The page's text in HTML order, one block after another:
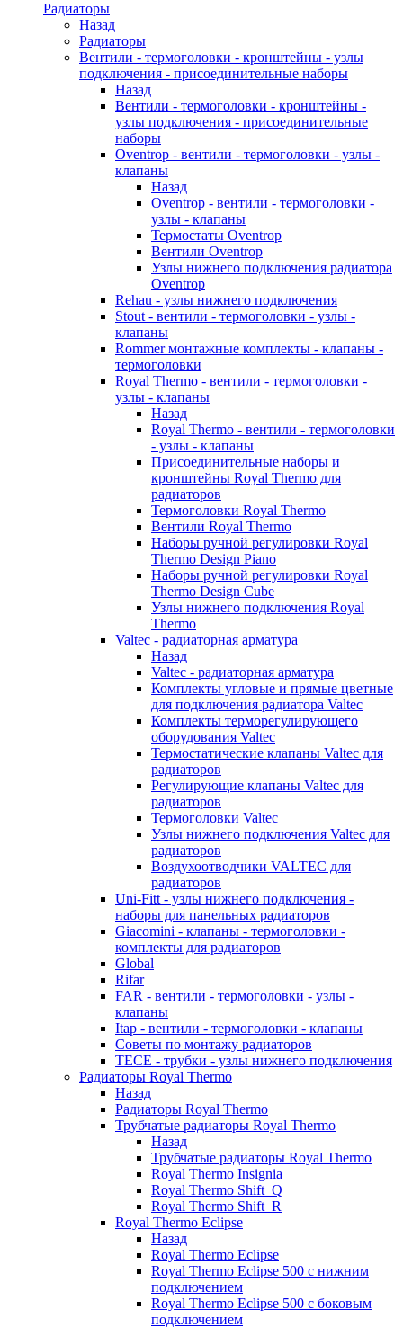
Радиаторы
Назад
Радиаторы
Вентили - термоголовки - кронштейны - узлы
подключения - присоединительные наборы
Назад
Вентили - термоголовки - кронштейны -
узлы подключения - присоединительные
наборы
Oventrop - вентили - термоголовки - узлы -
клапаны
Назад
Oventrop - вентили - термоголовки -
узлы - клапаны
Термостаты Oventrop
Вентили Oventrop
Узлы нижнего подключения радиатора
Oventrop
Rehau - узлы нижнего подключения
Stout - вентили - термоголовки - узлы -
клапаны
Rommer монтажные комплекты - клапаны -
термоголовки
Royal Thermo - вентили - термоголовки -
узлы - клапаны
Назад
Royal Thermo - вентили - термоголовки
- узлы - клапаны
Присоединительные наборы и
кронштейны Royal Thermo для
радиаторов
Термоголовки Royal Thermo
Вентили Royal Thermo
Наборы ручной регулировки Royal
Thermo Design Piano
Наборы ручной регулировки Royal
Thermo Design Cube
Узлы нижнего подключения Royal
Thermo
Valtec - радиаторная арматура
Назад
Valtec - радиаторная арматура
Комплекты угловые и прямые цветные
для подключения радиатора Valtec
Комплекты терморегулирующего
оборудования Valtec
Термостатические клапаны Valtec для
радиаторов
Регулирующие клапаны Valtec для
радиаторов
Термоголовки Valtec
Узлы нижнего подключения Valtec для
радиаторов
Воздухоотводчики VALTEC для
радиаторов
Uni-Fitt - узлы нижнего подключения -
наборы для панельных радиаторов
Giacomini - клапаны - термоголовки -
комплекты для радиаторов
Global
Rifar
FAR - вентили - термоголовки - узлы -
клапаны
Itap - вентили - термоголовки - клапаны
Советы по монтажу радиаторов
TECE - трубки - узлы нижнего подключения
Радиаторы Royal Thermo
Назад
Радиаторы Royal Thermo
Трубчатые радиаторы Royal Thermo
Назад
Трубчатые радиаторы Royal Thermo
Royal Thermo Insignia
Royal Thermo Shift_Q
Royal Thermo Shift_R
Royal Thermo Eclipse
Назад
Royal Thermo Eclipse
Royal Thermo Eclipse 500 с нижним
подключением
Royal Thermo Eclipse 500 с боковым
подключением